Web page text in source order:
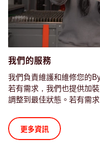
我們的服務
我們負責維護和維修您的
若有需求，我們也提供加
調整到最佳狀態。若有需
更多資訊